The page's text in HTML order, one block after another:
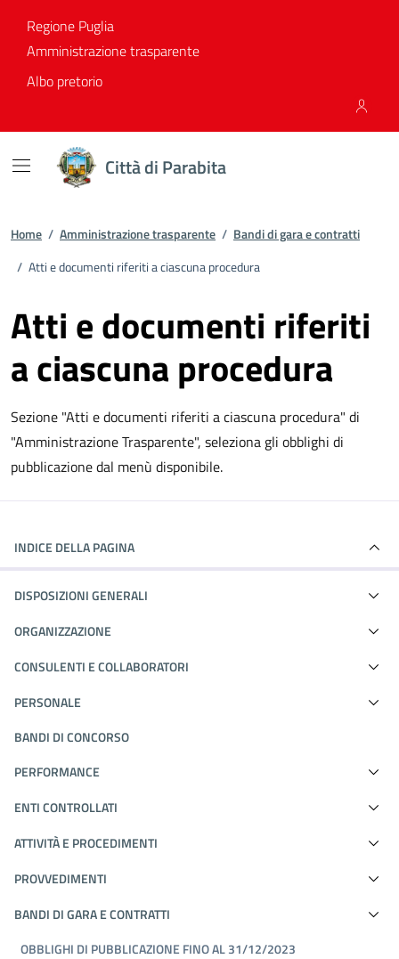
Regione Puglia
Amministrazione trasparente
Albo pretorio
Città di Parabita
Home / Amministrazione trasparente / Bandi di gara e contratti
/ Atti e documenti riferiti a ciascuna procedura
Atti e documenti riferiti
a ciascuna procedura
Sezione "Atti e documenti riferiti a ciascuna procedura" di
"Amministrazione Trasparente", seleziona gli obblighi di
pubblicazione dal menù disponibile.
INDICE DELLA PAGINA
DISPOSIZIONI GENERALI
ORGANIZZAZIONE
CONSULENTI E COLLABORATORI
PERSONALE
BANDI DI CONCORSO
PERFORMANCE
ENTI CONTROLLATI
ATTIVITÀ E PROCEDIMENTI
PROVVEDIMENTI
BANDI DI GARA E CONTRATTI
OBBLIGHI DI PUBBLICAZIONE FINO AL 31/12/2023